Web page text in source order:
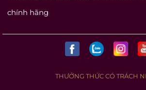
chính hãng
THƯỞNG THỨC CÓ TRÁCH